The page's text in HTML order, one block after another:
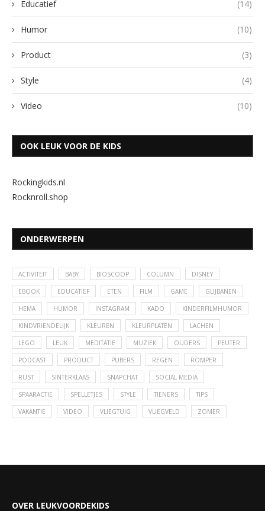
Educatief (14)
Humor (10)
Product (3)
Style (4)
Video (10)
OOK LEUK VOOR DE KIDS
Rockingkids.nl
Rocknroll.shop
ONDERWERPEN
ACTIVITEIT BABY BIOSCOOP COLUMN DISNEY
EBOOK EDUCATIEF ETEN FILM GAME GLIJBANEN
HEMA HUMOR INSTAGRAM KADO KINDERFILMHUMOR
KINDVRIENDELIJK KLEUREN KLEURPLATEN LACHEN
LEGO LEUK MEDITATIE MUZIEK OUDERS PEUTER
PODCAST PRODUCT PUBERS REGEN ROMPER
RUST SINTERKLAAS SNAPCHAT SOCIAL MEDIA
SPAARACTIE SPELLETJES STYLE TIENERS TIPS
VAKANTIE VIDEO VLIEGTUIG VLIEGVELD ZOMER
OVER LEUKVOORDEKIDS